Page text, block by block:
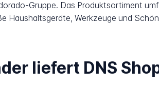
Gruppe. Das Produktsortiment
Haushaltsgeräte, Werkzeuge und
liefert DNS